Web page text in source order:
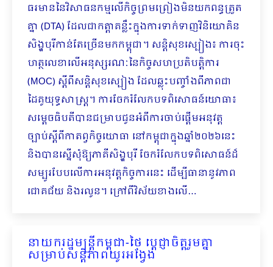
ធរមាននៃវិសាធនកម្មលើកិច្ចព្រមព្រៀងមិនយកពន្ធត្រួត
គ្នា (DTA) ដែលជាកត្តាគន្លឹះក្នុងការទាក់ទាញវិនិយោគិន
សិង្ហបុរីកាន់តែច្រើនមកកម្ពុជា។ សន្តិសុខស្បៀង៖ ការចុះ
ហត្ថលេខាលើអនុស្សរណៈនៃកិច្ចសហប្រតិបត្តិការ
(MOC) ស្តីពីសន្តិសុខស្បៀង ដែលឆ្លុះបញ្ចាំងពីភាពជា
ដៃគូយុទ្ធសាស្ត្រ។ ការចែករំលែកបទពិសោធន៍យោធា៖
សម្តេចធិបតីបានជម្រាបជូនអំពីការចាប់ផ្ដើមអនុវត្ត
ច្បាប់ស្តីពីកាតព្វកិច្ចយោធា នៅកម្ពុជាក្នុងឆ្នាំ២០២៦នេះ
និងបានស្នើសុំឱ្យភាគីសិង្ហបុរី ចែករំលែកបទពិសោធន៍ដ៏
សម្បូរបែបលើការអនុវត្តកិច្ចការនេះ ដើម្បីធានានូវភាព
ជោគជ័យ និងរលូន។ ក្រៅពីវិស័យខាងលើ…
នាយករដ្ឋមន្ត្រីកម្ពុជា-ថៃ ប្តេជ្ញាចិត្តរួមគ្នា
សម្រាប់សន្តិភាពយូរអង្វែង